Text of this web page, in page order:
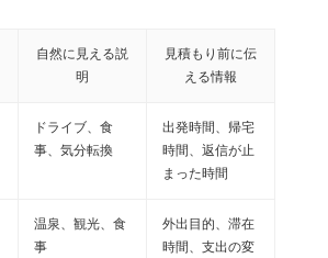
自然に見える説
明
見積もり前に伝
える情報
ドライブ、食
事、気分転換
出発時間、帰宅
時間、返信が止
まった時間
温泉、観光、食
事
外出目的、滞在
時間、支出の変